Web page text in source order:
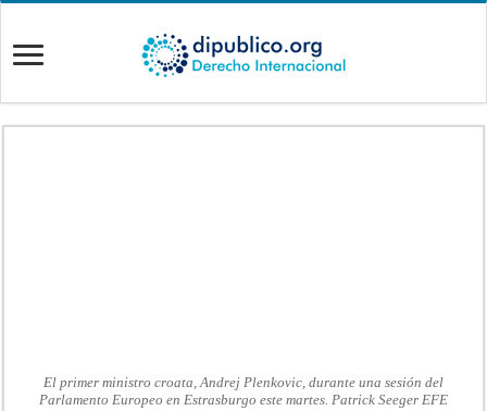
El primer ministro croata, Andrej Plenkovic, durante una sesión del
Parlamento Europeo en Estrasburgo este martes. Patrick Seeger EFE